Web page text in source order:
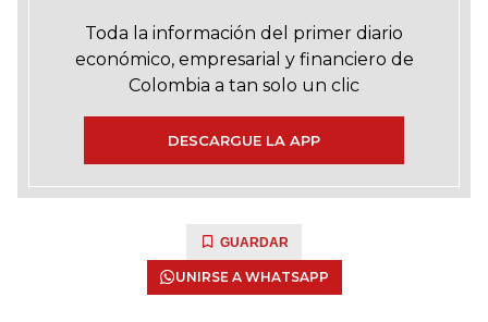
Toda la información del primer diario
económico, empresarial y financiero de
Colombia a tan solo un clic
DESCARGUE LA APP
GUARDAR
UNIRSE A WHATSAPP